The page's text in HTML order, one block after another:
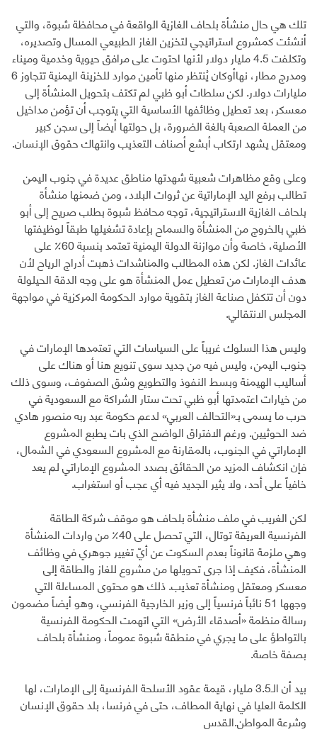
تلك هي حال منشأة بلحاف الغازية الواقعة في محافظة شبوة، والتي
أنشئت كمشروع استراتيجي لتخزين الغاز الطبيعي المسال وتصديره،
وتكلفت 4.5 مليار دولار لأنها احتوت على مرافق حيوية وخدمية وميناء
ومدرج مطار، نهاأوكان يُنتظر منها تأمين موارد للخزينة اليمنية تتجاوز 6
مليارات دولار. لكن سلطات أبو ظبي لم تكتف بتحويل المنشأة إلى
معسكر، بعد تعطيل وظائفها الأساسية التي يتوجب أن تؤمن مداخيل
من العملة الصعبة بالغة الضرورة، بل حولتها أيضاً إلى سجن كبير
ومعتقل يشهد ارتكاب أبشع أصناف التعذيب وانتهاك حقوق الإنسان.
وعلى وقع مظاهرات شعبية شهدتها مناطق عديدة في جنوب اليمن
تطالب برفع اليد الإماراتية عن ثروات البلاد، ومن ضمنها منشأة
بلحاف الغازية الاستراتيجية، توجه محافظ شبوة بطلب صريح إلى أبو
ظبي بالخروج من المنشأة والسماح بإعادة تشغيلها طبقاً لوظيفتها
الأصلية، خاصة وأن موازنة الدولة اليمنية تعتمد بنسبة 60٪ على
عائدات الغاز. لكن هذه المطالب والمناشدات ذهبت أدراج الرياح لأن
هدف الإمارات من تعطيل عمل المنشأة هو على وجه الدقة الحيلولة
دون أن تتكفل صناعة الغاز بتقوية موارد الحكومة المركزية في مواجهة
المجلس الانتقالي.
وليس هذا السلوك غريباً على السياسات التي تعتمدها الإمارات في
جنوب اليمن، وليس فيه من جديد سوى تنويع هنا أو هناك على
أساليب الهيمنة وبسط النفوذ والتطويع وشق الصفوف، وسوى ذلك
من خيارات اعتمدتها أبو ظبي تحت ستار الشراكة مع السعودية في
حرب ما يسمى بـ«التحالف العربي» لدعم حكومة عبد ربه منصور هادي
ضد الحوثيين. ورغم الافتراق الواضح الذي بات يطبع المشروع
الإماراتي في الجنوب، بالمقارنة مع المشروع السعودي في الشمال،
فإن انكشاف المزيد من الحقائق بصدد المشروع الإماراتي لم يعد
خافياً على أحد، ولا يثير الجديد فيه أي عجب أو استغراب.
لكن الغريب في ملف منشأة بلحاف هو موقف شركة الطاقة
الفرنسية العريقة توتال، التي تحصل على 40٪ من واردات المنشأة
وهي ملزمة قانوناً بعدم السكوت عن أيّ تغيير جوهري في وظائف
المنشأة، فكيف إذا جرى تحويلها من مشروع للغاز والطاقة إلى
معسكر ومعتقل ومنشأة تعذيب. ذلك هو محتوى المساءلة التي
وجهها 51 نائباً فرنسياً إلى وزير الخارجية الفرنسي، وهو أيضاً مضمون
رسالة منظمة «أصدقاء الأرض» التي اتهمت الحكومة الفرنسية
بالتواطؤ على ما يجري في منطقة شبوة عموماً، ومنشأة بلحاف
بصفة خاصة.
بيد أن الـ3.5 مليار، قيمة عقود الأسلحة الفرنسية إلى الإمارات، لها
الكلمة العليا في نهاية المطاف، حتى في فرنسا، بلد حقوق الإنسان
وشرعة المواطن.القدس